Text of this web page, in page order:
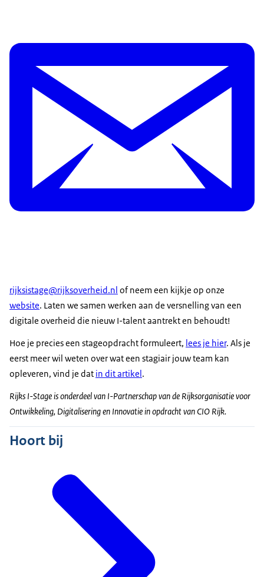
rijksistage@rijksoverheid.nl of neem een kijkje op onze
website. Laten we samen werken aan de versnelling van een
digitale overheid die nieuw I-talent aantrekt en behoudt!
Hoe je precies een stageopdracht formuleert, lees je hier. Als je
eerst meer wil weten over wat een stagiair jouw team kan
opleveren, vind je dat in dit artikel.
Rijks I-Stage is onderdeel van I-Partnerschap van de Rijksorganisatie voor
Ontwikkeling, Digitalisering en Innovatie in opdracht van CIO Rijk.
Hoort bij